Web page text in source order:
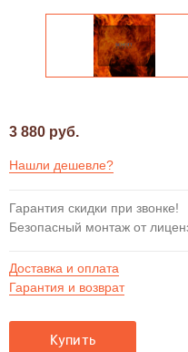
3 880 руб.
Нашли дешевле?
Гарантия скидки при звонке!
Безопасный монтаж от
Доставка и оплата
Гарантия и возврат
Купить